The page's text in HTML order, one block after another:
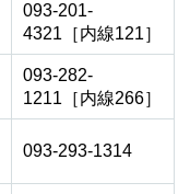
093-201-
4321［内線121］
093-282-
1211［内線266］
093-293-1314